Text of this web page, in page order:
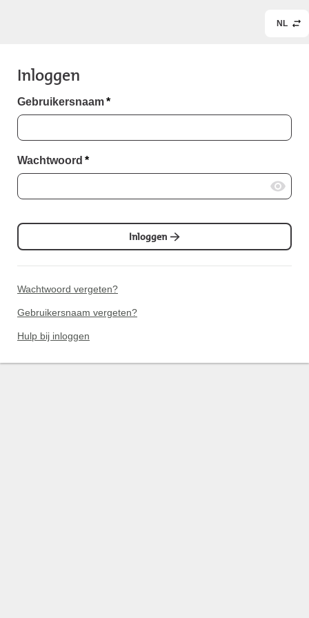
NL
Inloggen
Gebruikersnaam*
Wachtwoord *
Inloggen
Wachtwoord vergeten?
Gebruikersnaam vergeten?
Hulp bij inloggen